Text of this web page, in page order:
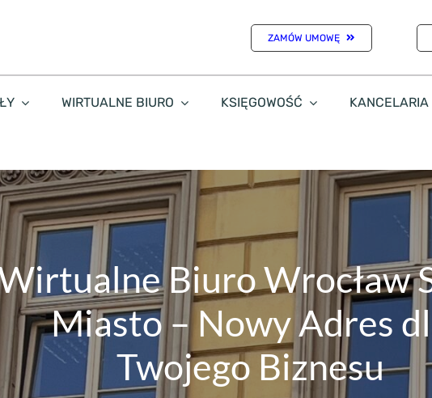
ZAMÓW UMOWĘ
WIRTUALNE BIURO KSIĘGOWOŚĆ KANCELARIA
Biuro Wrocław
Miasto – Nowy Adres
Twojego Biznesu